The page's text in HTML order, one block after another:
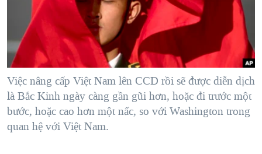
ĐỜI SỐNG
KINH TẾ
KHOA HỌC
SỨC KHOẺ
THỂ THAO
HÀNH TRÌNH BẦU CỬ 2024
MỘT NĂM CHIẾN TRANH TẠI DẢI GAZA
GIẢI MÃ VÀNH ĐAI & CON ĐƯỜNG
TRỊNH VĨNH BÌNH - NGƯỜI HẠ 'BÊN THẮNG CUỘC'
GROUND ZERO – XƯA VÀ NAY
NGHE
MẠNG XÃ HỘI
Ngôn ngữ khác
Việc nâng cấp Việt Nam lên CCD rồi sẽ được diễn dịch
là Bắc Kinh ngày càng gần gũi hơn, hoặc đi trước một
bước, hoặc cao hơn một nấc, so với Washington trong
quan hệ với Việt Nam.